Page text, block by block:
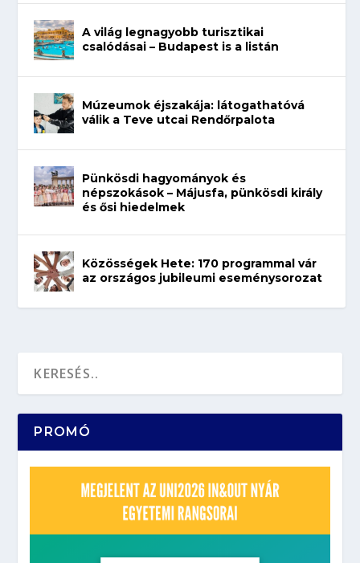
A világ legnagyobb turisztikai
csalódásai – Budapest is a listán
Múzeumok éjszakája: látogathatóvá
válik a Teve utcai Rendőrpalota
Pünkösdi hagyományok és
népszokások – Májusfa, pünkösdi király
és ősi hiedelmek
Közösségek Hete: 170 programmal vár
az országos jubileumi eseménysorozat
PROMÓ